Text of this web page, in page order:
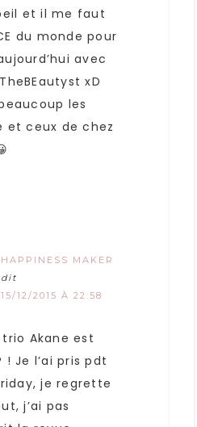
et il me faut
du monde pour
avec
xD
les
et ceux de chez
HAPPINESS MAKER
dit
15/12/2015 À 22:58
Akane est
! Je l’ai pris pdt
je regrette
j’ai pas